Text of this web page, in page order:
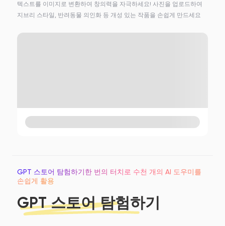
텍스트를 이미지로 변환하여 창의력을 자극하세요! 사진을 업로드하여
지브리 스타일, 반려동물 의인화 등 개성 있는 작품을 손쉽게 만드세요
GPT 스토어 탐험하기한 번의 터치로 수천 개의 AI 도우미를
손쉽게 활용
GPT 스토어 탐험하기